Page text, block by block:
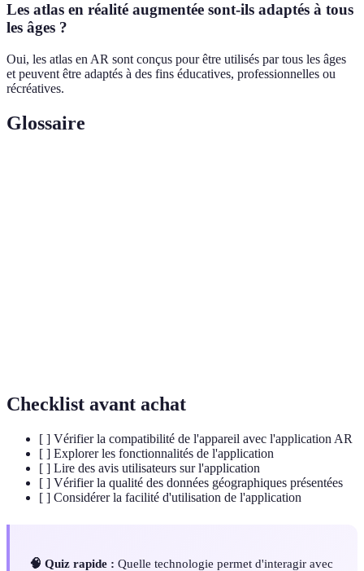
Les atlas en réalité augmentée sont-ils adaptés à tous
les âges ?
Oui, les atlas en AR sont conçus pour être utilisés par tous les âges
et peuvent être adaptés à des fins éducatives, professionnelles ou
récréatives.
Glossaire
Checklist avant achat
[ ] Vérifier la compatibilité de l'appareil avec l'application AR
[ ] Explorer les fonctionnalités de l'application
[ ] Lire des avis utilisateurs sur l'application
[ ] Vérifier la qualité des données géographiques présentées
[ ] Considérer la facilité d'utilisation de l'application
🧠 Quiz rapide : Quelle technologie permet d'interagir avec